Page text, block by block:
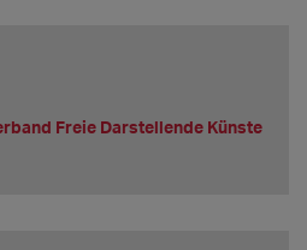
Freie Darstellende Künste